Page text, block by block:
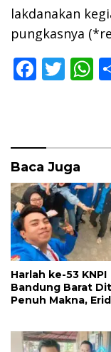
lakdanakan
pungkasnya
F
o
o
k
T
p
p
Baca Juga
Harlah ke-53 KNPI
Bandung Barat
Penuh Makna, Erid
dan Bermanfaat